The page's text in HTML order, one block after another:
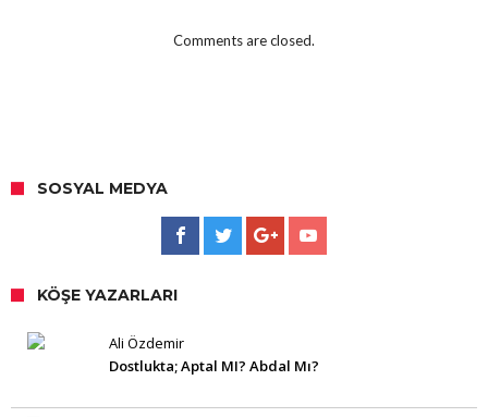
Comments are closed.
SOSYAL MEDYA
KÖŞE YAZARLARI
Ali Özdemir
Dostlukta; Aptal MI? Abdal Mı?